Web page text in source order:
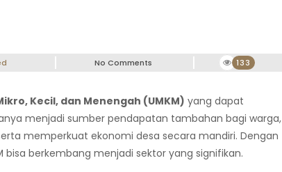
No Comments 133
Kecil, dan Menengah (UMKM) yang dapat
menjadi sumber pendapatan tambahan bagi warga,
memperkuat ekonomi desa secara mandiri. Dengan
berkembang menjadi sektor yang signifikan.